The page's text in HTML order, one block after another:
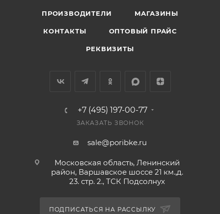
ПРОИЗВОДИТЕЛИ МАГАЗИНЫ
КОНТАКТЫ ОПТОВЫЙ ПРАЙС
РЕКВИЗИТЫ
+7 (495) 197-00-77
ЗАКАЗАТЬ ЗВОНОК
sale@poribke.ru
Московская область, Ленинский
район, Варшавское шоссе 21 км.,д.
23. стр. 2., ТСК Подсолнух
ПОДПИСАТЬСЯ НА РАССЫЛКУ